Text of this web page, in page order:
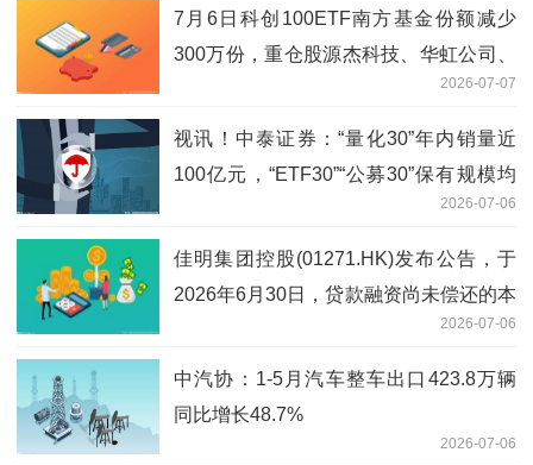
7月6日科创100ETF南方基金份额减少
300万份，重仓股源杰科技、华虹公司、
2026-07-07
视讯！中泰证券：“量化30”年内销量近
100亿元，“ETF30”“公募30”保有规模均
2026-07-06
佳明集团控股(01271.HK)发布公告，于
2026年6月30日，贷款融资尚未偿还的本
2026-07-06
中汽协：1-5月汽车整车出口423.8万辆
同比增长48.7%
2026-07-06